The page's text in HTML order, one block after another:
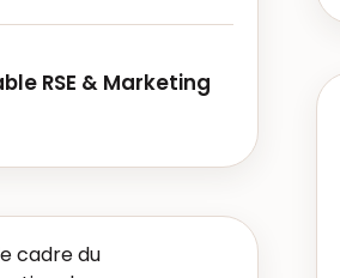
RSE & Marketing
cadre du